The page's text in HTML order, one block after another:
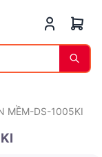
MỀM-DS-1005KI